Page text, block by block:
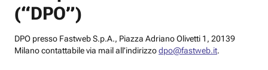
(“DPO”)
DPO presso Fastweb S.p.A., Piazza Adriano Olivetti 1, 20139
Milano contattabile via mail all’indirizzodpo@fastweb.it.